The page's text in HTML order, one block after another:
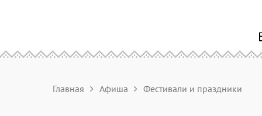
Главная Афиша Фестивали и праздники